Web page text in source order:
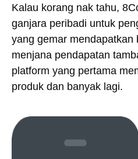
Kalau korang nak tahu,
ganjara peribadi untuk
yang gemar mendapatkan
menjana pendapatan
platform yang pertama
produk dan banyak lagi.